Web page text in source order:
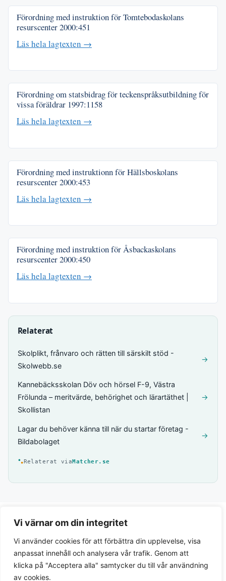
Vi värnar om din integritet
Vi använder cookies för att förbättra din upplevelse, visa
anpassat innehåll och analysera vår trafik. Genom att
klicka på "Acceptera alla" samtycker du till vår användning
av cookies.
Förordning med instruktion för Tomtebodaskolans
resurscenter2000:451
Läs hela lagtexten →
Förordning om statsbidrag för teckenspråksutbildning för
vissa föräldrar 1997:1158
Läs hela lagtexten →
Förordning med instruktionn för Hällsboskolans
resurscenter2000:453
Läs hela lagtexten →
Förordning med instruktion för Åsbackaskolans
resurscenter2000:450
Läs hela lagtexten →
Relaterat
Skolplikt, frånvaro och rätten till särskilt stöd -
Skolwebb.se
→
Kannebäcksskolan Döv och hörsel F-9, Västra
Frölunda – meritvärde, behörighet och lärartäthet |
Skollistan
→
Lagar du behöver känna till när du startar företag -
Bildabolaget
→
Relaterat viaMatcher.se